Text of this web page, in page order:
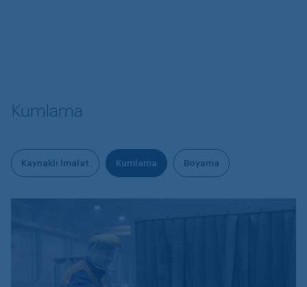
Kumlama
Kaynaklı İmalat Kumlama Boyama